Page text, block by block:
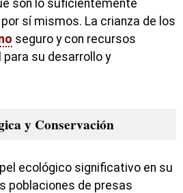
son lo suficientemente
sí mismos. La crianza de los
seguro y con recursos
su desarrollo y
y Conservación
ecológico significativo en su
poblaciones de presas